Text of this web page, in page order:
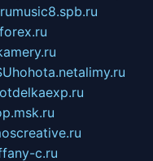
music8.spb.ru
hohota.netalimy.ru
otdelkaexp.ru
c.ru